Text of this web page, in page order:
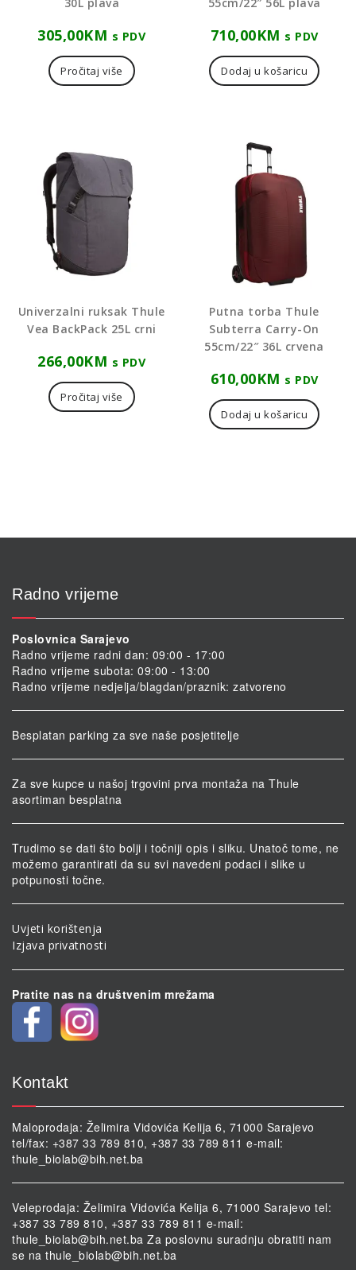
305,00KM s PDV
Pročitaj više
710,00KM s PDV
Dodaj u košaricu
Univerzalni ruksak Thule
Vea BackPack 25L crni
266,00KM s PDV
Pročitaj više
Putna torba Thule
Subterra Carry-On
55cm/22″ 36L crvena
610,00KM s PDV
Dodaj u košaricu
Radno vrijeme
Poslovnica Sarajevo
Radno vrijeme radni dan: 09:00 - 17:00
Radno vrijeme subota: 09:00 - 13:00
Radno vrijeme nedjelja/blagdan/praznik: zatvoreno
Besplatan parking za sve naše posjetitelje
Za sve kupce u našoj trgovini prva montaža na Thule
asortiman besplatna
Trudimo se dati što bolji i točniji opis i sliku. Unatoč tome, ne
možemo garantirati da su svi navedeni podaci i slike u
potpunosti točne.
Uvjeti korištenja
Izjava privatnosti
Pratite nas na društvenim mrežama
Kontakt
Maloprodaja: Želimira Vidovića Kelija 6, 71000 Sarajevo
tel/fax: +387 33 789 810, +387 33 789 811 e-mail:
thule_biolab@bih.net.ba
Veleprodaja: Želimira Vidovića Kelija 6, 71000 Sarajevo tel:
+387 33 789 810, +387 33 789 811 e-mail:
thule_biolab@bih.net.ba Za poslovnu suradnju obratiti nam
se na thule_biolab@bih.net.ba